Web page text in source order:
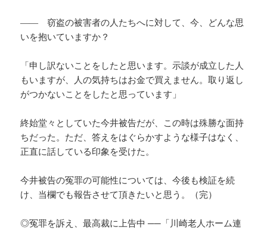
―― 窃盗の被害者の人たちへに対して、今、どんな思
いを抱いていますか？
「申し訳ないことをしたと思います。示談が成立した人
もいますが、人の気持ちはお金で買えません。取り返し
がつかないことをしたと思っています」
終始堂々としていた今井被告だが、この時は殊勝な面持
ちだった。ただ、答えをはぐらかすような様子はなく、
正直に話している印象を受けた。
今井被告の冤罪の可能性については、今後も検証を続
け、当欄でも報告させて頂きたいと思う。（完）
◎冤罪を訴え、最高裁に上告中 ──「川崎老人ホーム連